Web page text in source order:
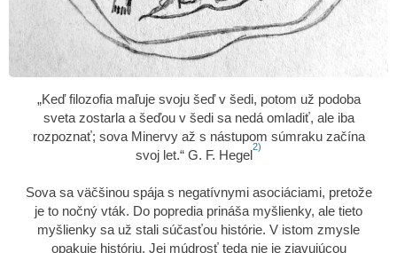
„Keď filozofia maľuje svoju šeď v šedi, potom už podoba
sveta zostarla a šeďou v šedi sa nedá omladiť, ale iba
rozpoznať; sova Minervy až s nástupom súmraku začína
svoj let.“ G. F. Hegel
2)
Sova sa väčšinou spája s negatívnymi asociáciami, pretože
je to nočný vták. Do popredia prináša myšlienky, ale tieto
myšlienky sa už stali súčasťou histórie. V istom zmysle
opakuje históriu. Jej múdrosť teda nie je zjavujúcou